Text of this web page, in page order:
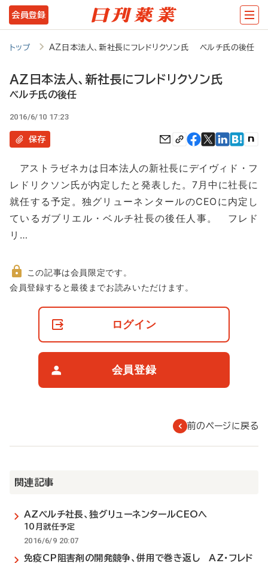
メ
イ
ン
ツ
移
動
会員登録
トップ AZ日本法人、新社長にフレドリクソン氏 ベルチ氏の後任
AZ日本法人、新社長にフレドリクソン氏
ベルチ氏の後任
2016/6/10 17:23
保存
アストラゼネカは日本法人の新社長にデイヴィド・フ
レドリクソン氏が内定したと発表した。7月中に社長に
就任する予定。独グリューネンタールのCEOに内定し
ているガブリエル・ベルチ社長の後任人事。 フレド
リ…
非
この記事は会員限定です。
会員登録すると最後までお読みいただけます。
ログイン
会員登録
前のページに戻る
関連記事
AZベルチ社長、独グリューネンタールCEOへ
10月就任予定
2016/6/9 20:07
免疫CP阻害剤の開発競争、併用で巻き返し AZ・フレド